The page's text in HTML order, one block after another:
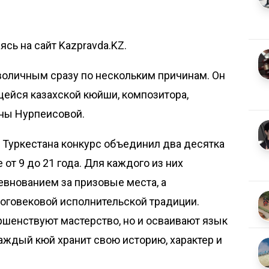
на сайт Kazpravda.KZ.
сразу по нескольким причинам. Он
казахской кюйши, композитора,
Нурпеисовой.
конкурс объединил два десятка
9 до 21 года. Для каждого из них
за призовые места, а
исполнительской традиции.
мастерство, но и осваивают язык
кюй хранит свою историю, характер и